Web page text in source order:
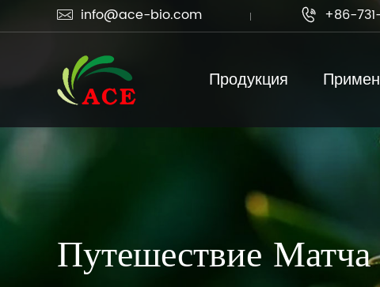
 info@ace-bio.com  +86-
Продукция
Путешествие Матча